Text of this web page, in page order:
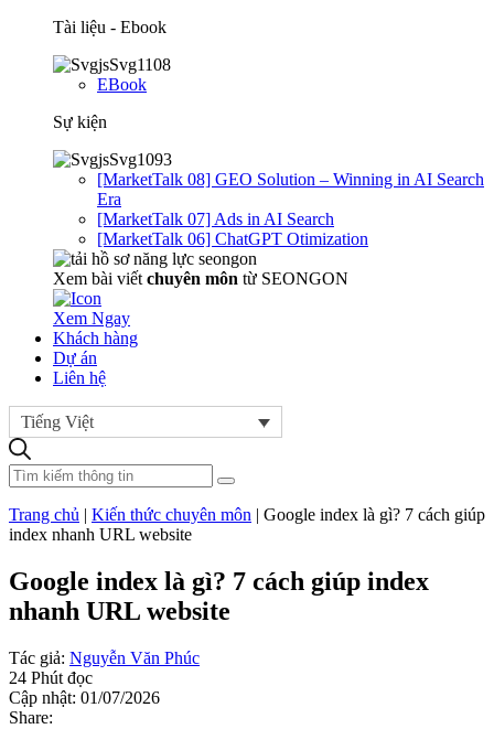
Tài liệu - Ebook
EBook
Sự kiện
[MarketTalk 08] GEO Solution – Winning in AI Search
Era
[MarketTalk 07] Ads in AI Search
[MarketTalk 06] ChatGPT Otimization
Xem bài viết chuyên môn từ SEONGON
Xem Ngay
Khách hàng
Dự án
Liên hệ
Tiếng Việt
Trang chủ | Kiến thức chuyên môn | Google index là gì? 7 cách giúp
index nhanh URL website
Google index là gì? 7 cách giúp index
nhanh URL website
Tác giả: Nguyễn Văn Phúc
24 Phút đọc
Cập nhật: 01/07/2026
Share: